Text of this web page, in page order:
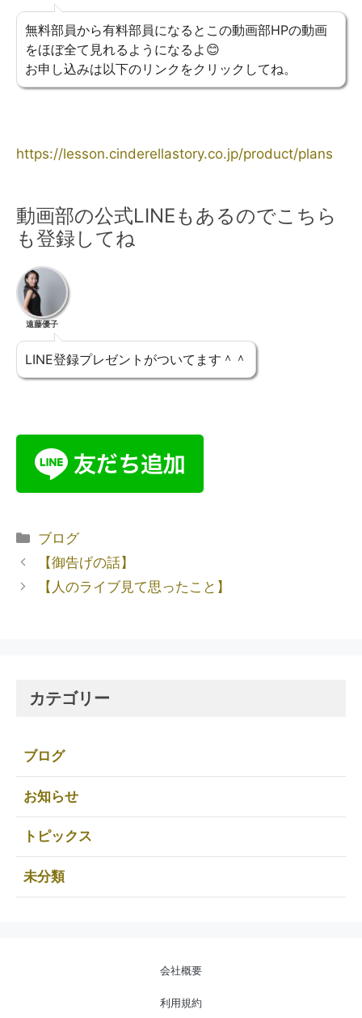
無料部員から有料部員になるとこの動画部HPの動画
をほぼ全て見れるようになるよ😊
お申し込みは以下のリンクをクリックしてね。
https://lesson.cinderellastory.co.jp/product/plans
動画部の公式LINEもあるのでこちら
も登録してね
遠藤優子
LINE登録プレゼントがついてます＾＾
ブログ
【御告げの話】
【人のライブ見て思ったこと】
カテゴリー
ブログ
お知らせ
トピックス
未分類
会社概要
利用規約